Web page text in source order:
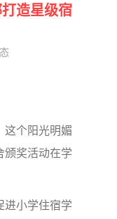
造星级宿
个阳光明媚
颁奖活动在学
小学住宿学